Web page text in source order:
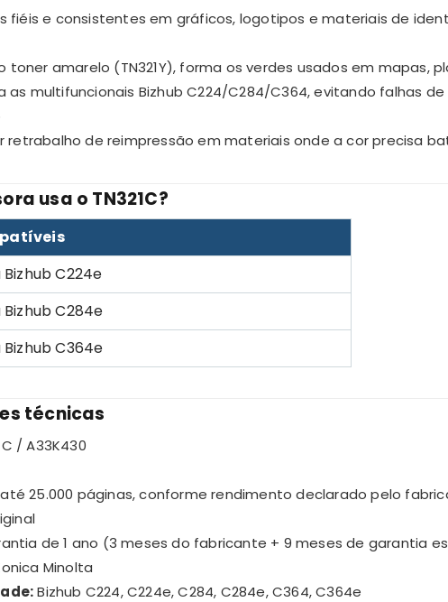
fiéis e consistentes em gráficos, logotipos e materiais de
toner amarelo (TN321Y), forma os verdes usados em mapas,
as multifuncionais Bizhub C224/C284/C364, evitando falhas
retrabalho de reimpressão em materiais onde a cor precisa
usa o TN321C?
C224e
C284e
C364e
técnicas
/ A33K430
até 25.000 páginas, conforme rendimento declarado pelo
de 1 ano (3 meses do fabricante + 9 meses de garantia
Minolta
Bizhub C224, C224e, C284, C284e, C364, C364e